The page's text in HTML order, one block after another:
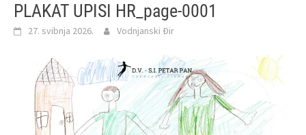
PLAKAT UPISI HR_page-0001
27. svibnja 2026. Vodnjanski Đir